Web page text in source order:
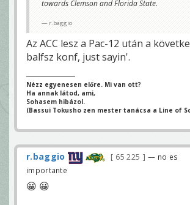
towards Clemson and Florida State.
r.baggio
Az ACC lesz a Pac-12 után a
balfsz konf, just sayin'.
Nézz egyenesen előre. Mi van ott?
Ha annak látod, ami,
Sohasem hibázol.
(Bassui Tokusho zen mester tanácsa a Line of
r.baggio 65 225
— no es
importante
😀 😀